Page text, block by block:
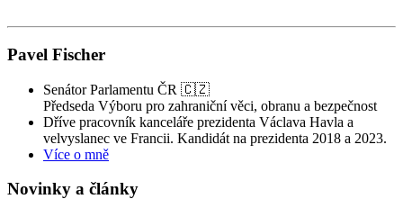
Pavel Fischer
Senátor Parlamentu ČR 🇨🇿
Předseda Výboru pro zahraniční věci, obranu a bezpečnost
Dříve pracovník kanceláře prezidenta Václava Havla a
velvyslanec ve Francii. Kandidát na prezidenta 2018 a 2023.
Více o mně
Novinky a články